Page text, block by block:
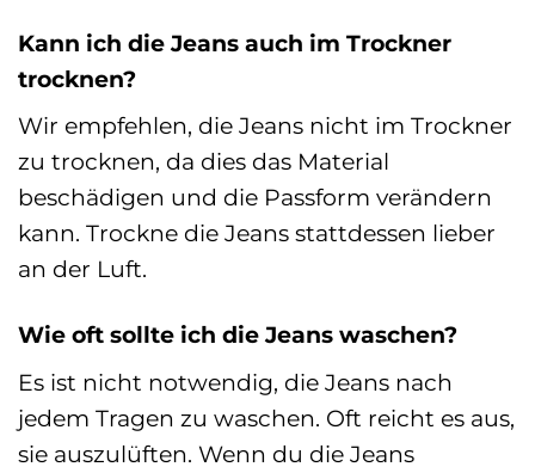
Kann ich die Jeans auch im Trockner
trocknen?
Wir empfehlen, die Jeans nicht im Trockner
zu trocknen, da dies das Material
beschädigen und die Passform verändern
kann. Trockne die Jeans stattdessen lieber
an der Luft.
Wie oft sollte ich die Jeans waschen?
Es ist nicht notwendig, die Jeans nach
jedem Tragen zu waschen. Oft reicht es aus,
sie auszulüften. Wenn du die Jeans